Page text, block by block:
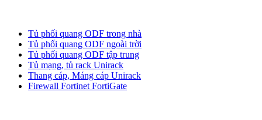
Tủ phối quang ODF trong nhà
Tủ phối quang ODF ngoài trời
Tủ phối quang ODF tập trung
Tủ mạng, tủ rack Unirack
Thang cáp, Máng cáp Unirack
Firewall Fortinet FortiGate